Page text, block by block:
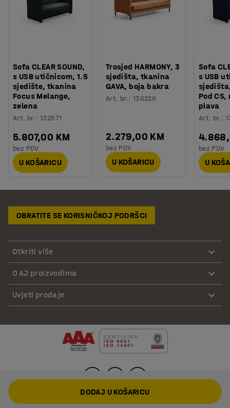
Sofa CLEAR SOUND,
s USB utičnicom, 1.5
sjedište, tkanina
Focus Melange,
zelena
Art. br.:132571
5.807,00 KM
bez PDV
U KOŠARICU
Trosjed HARMONY, 3
sjedišta, tkanina
GAVA, boja bakra
Art. br.: 130226
2.279,00 KM
bez PDV
U KOŠARICU
Sofa
s USB
Pod
plava
Art. br.:
bez PDV
U
OBRATITE SE KORISNIČKOJ PODRŠCI
Otkriti više
O AJ proizvodima
Uvjeti prodaje
DODAJ U KOŠARICU